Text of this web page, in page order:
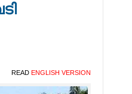
READ ENGLISH VERSION